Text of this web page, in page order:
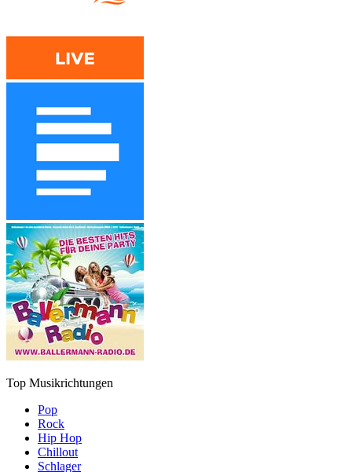
Top Musikrichtungen
Pop
Rock
Hip Hop
Chillout
Schlager